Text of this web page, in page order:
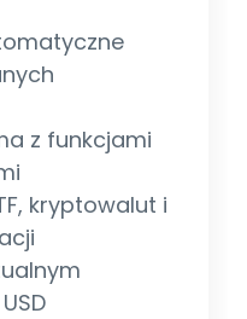
z funkcjami
kryptowalut i